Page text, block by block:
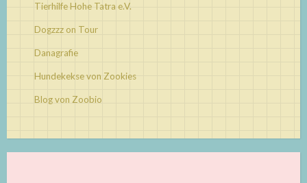
Tierhilfe Hohe Tatra e.V.
Dogzzz on Tour
Danagrafie
Hundekekse von Zookies
Blog von Zoobio